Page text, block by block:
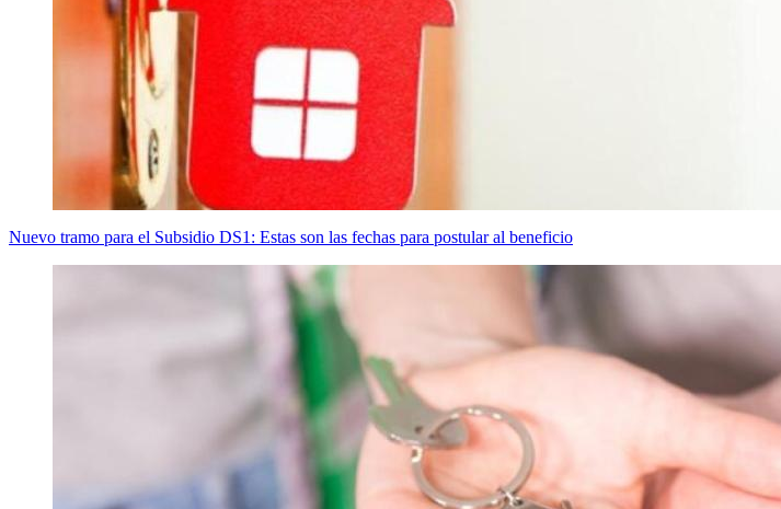
Nuevo tramo para el Subsidio DS1: Estas son las fechas para postular al beneficio